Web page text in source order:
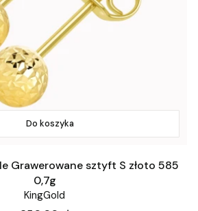
Do koszyka
Grawerowane sztyft S złoto 585
0,7g
KingGold